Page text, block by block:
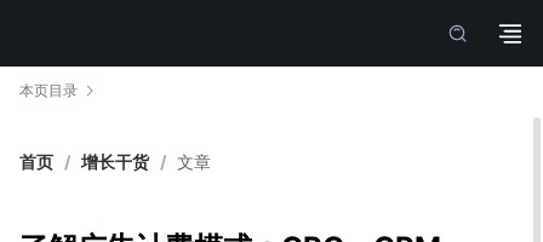
本页目录
首页 / 增长干货 / 文章